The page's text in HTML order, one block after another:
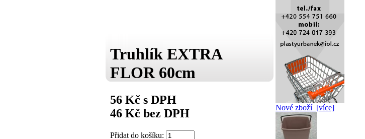
Truhlík EXTRA
FLOR 60cm
56 Kč s DPH
46 Kč bez DPH
Přidat do košíku:
Nové zboží [více]